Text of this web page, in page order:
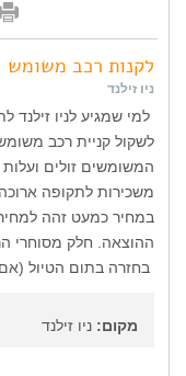
לקנות רכב משומש
ניו זילנד
למי שמגיע לניו זילנד
לשקול קניית רכב
המשומשים זולים
משכירות לתקופה
במחיר כמעט זהה
ההוצאה. חלק מסוחרי
בחזרה בתום הטיול
מקום: ניו זילנד